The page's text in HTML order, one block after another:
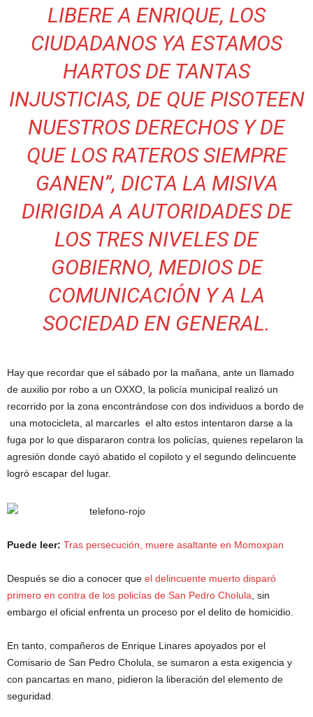
LIBERE A ENRIQUE, LOS
CIUDADANOS YA ESTAMOS
HARTOS DE TANTAS
INJUSTICIAS, DE QUE PISOTEEN
NUESTROS DERECHOS Y DE
QUE LOS RATEROS SIEMPRE
GANEN”, DICTA LA MISIVA
DIRIGIDA A AUTORIDADES DE
LOS TRES NIVELES DE
GOBIERNO, MEDIOS DE
COMUNICACIÓN Y A LA
SOCIEDAD EN GENERAL.
Hay que recordar que el sábado por la mañana, ante un llamado
de auxilio por robo a un OXXO, la policía municipal realizó un
recorrido por la zona encontrándose con dos individuos a bordo de
una motocicleta, al marcarles el alto estos intentaron darse a la
fuga por lo que dispararon contra los policías, quienes repelaron la
agresión donde cayó abatido el copiloto y el segundo delincuente
logró escapar del lugar.
Puede leer: Tras persecución, muere asaltante en Momoxpan
Después se dio a conocer que el delincuente muerto disparó
primero en contra de los policías de San Pedro Cholula , sin
embargo el oficial enfrenta un proceso por el delito de homicidio.
En tanto, compañeros de Enrique Linares apoyados por el
Comisario de San Pedro Cholula, se sumaron a esta exigencia y
con pancartas en mano, pidieron la liberación del elemento de
seguridad.